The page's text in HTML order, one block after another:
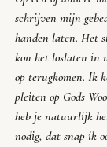
schrijven mijn
handen laten. Het
kon het loslaten in
op terugkomen. Ik
pleiten op Gods
heb je natuurlijk
nodig, dat snap ik